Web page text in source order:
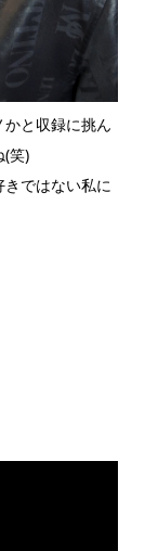
と収録に挑ん
(笑)
ではない私に